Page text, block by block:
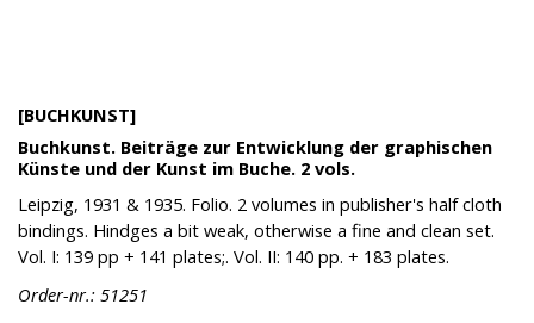
[BUCHKUNST]
Buchkunst. Beiträge zur Entwicklung der graphischen
Künste und der Kunst im Buche. 2 vols.
Leipzig, 1931 & 1935. Folio. 2 volumes in publisher's half cloth
bindings. Hindges a bit weak, otherwise a fine and clean set.
Vol. I: 139 pp + 141 plates;. Vol. II: 140 pp. + 183 plates.
Order-nr.: 51251